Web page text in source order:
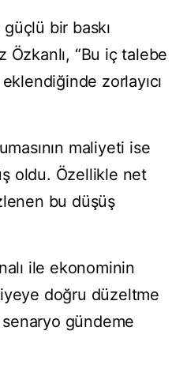
bir baskı
Özkanlı, “Bu iç talebe
zorlayıcı
maliyeti ise
oldu. Özellikle net
bu düşüş
ile ekonominin
doğru düzeltme
senaryo gündeme